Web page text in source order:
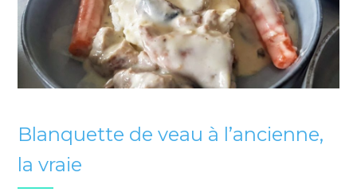
Blanquette de veau à l’ancienne,
la vraie